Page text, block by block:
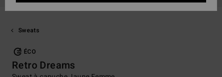
Sweats
ÉCO
Retro Dreams